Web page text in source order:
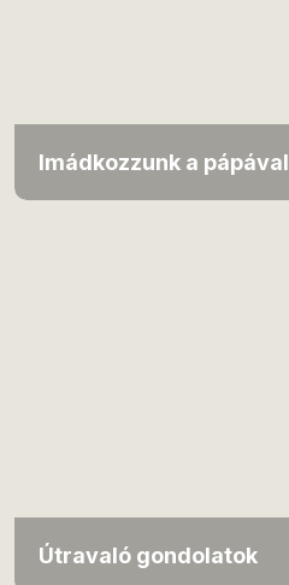
Imádkozzunk a pápával
Útravaló gondolatok